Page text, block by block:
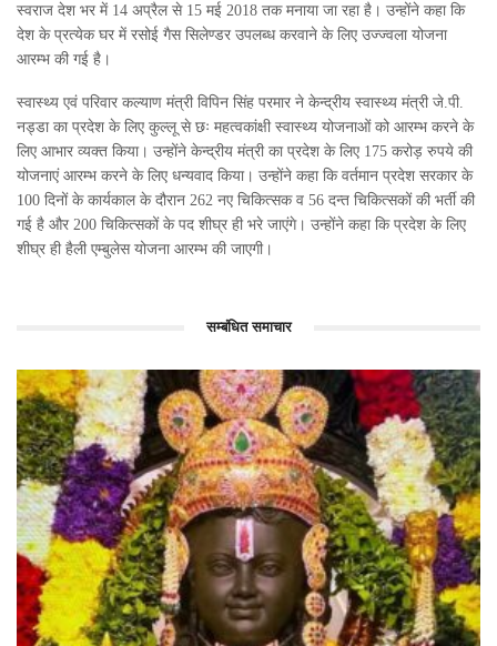
स्वराज देश भर में 14 अप्रैल से 15 मई 2018 तक मनाया जा रहा है। उन्होंने कहा कि
देश के प्रत्येक घर में रसोई गैस सिलेण्डर उपलब्ध करवाने के लिए उज्ज्वला योजना
आरम्भ की गई है।
स्वास्थ्य एवं परिवार कल्याण मंत्री विपिन सिंह परमार ने केन्द्रीय स्वास्थ्य मंत्री जे.पी.
नड्डा का प्रदेश के लिए कुल्लू से छः महत्वकांक्षी स्वास्थ्य योजनाओं को आरम्भ करने के
लिए आभार व्यक्त किया। उन्होंने केन्द्रीय मंत्री का प्रदेश के लिए 175 करोड़ रुपये की
योजनाएं आरम्भ करने के लिए धन्यवाद किया। उन्होंने कहा कि वर्तमान प्रदेश सरकार के
100 दिनों के कार्यकाल के दौरान 262 नए चिकित्सक व 56 दन्त चिकित्सकों की भर्ती की
गई है और 200 चिकित्सकों के पद शीघ्र ही भरे जाएंगे। उन्होंने कहा कि प्रदेश के लिए
शीघ्र ही हैली एम्बुलेस योजना आरम्भ की जाएगी।
सम्बंधित समाचार